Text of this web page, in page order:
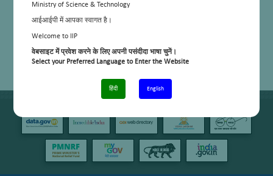
Ministry of Science & Technology
आईआईपी में आपका स्वागत है।
Welcome to IIP
वेबसाइट में प्रवेश करने के लिए अपनी पसंदीदा भाषा चुनें।
Select your Preferred Language to Enter the Website
हिंदी English